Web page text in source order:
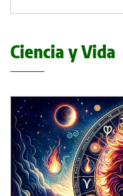
Ciencia y Vida